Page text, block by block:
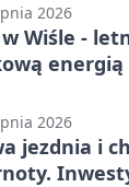
2026
w Wiśle -
2026
jezdnia i